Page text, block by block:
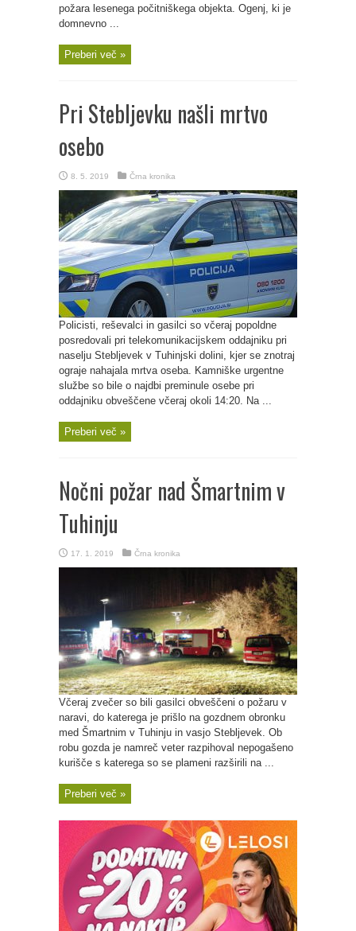
požara lesenega počitniškega objekta. Ogenj, ki je
domnevno ...
Preberi več »
Pri Stebljevku našli mrtvo
osebo
8. 5. 2019 Črna kronika
Policisti, reševalci in gasilci so včeraj popoldne
posredovali pri telekomunikacijskem oddajniku pri
naselju Stebljevek v Tuhinjski dolini, kjer se znotraj
ograje nahajala mrtva oseba. Kamniške urgentne
službe so bile o najdbi preminule osebe pri
oddajniku obveščene včeraj okoli 14:20. Na ...
Preberi več »
Nočni požar nad Šmartnim v
Tuhinju
17. 1. 2019 Črna kronika
Včeraj zvečer so bili gasilci obveščeni o požaru v
naravi, do katerega je prišlo na gozdnem obronku
med Šmartnim v Tuhinju in vasjo Stebljevek. Ob
robu gozda je namreč veter razpihoval nepogašeno
kurišče s katerega so se plameni razširili na ...
Preberi več »